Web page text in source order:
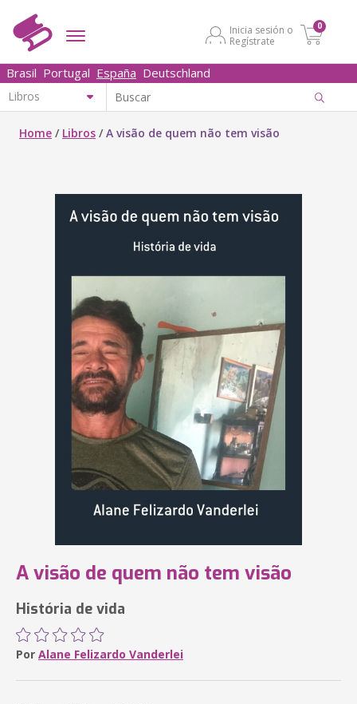
Inicia sesión o
Regístrate
0
Brasil Portugal España Deutschland
Home / Libros /A visão de quem não tem visão
A visão de quem não tem visão
História de vida
Por Alane Felizardo Vanderlei